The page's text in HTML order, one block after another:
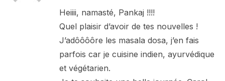
Heiiii, namasté, Pankaj !!!!
Quel plaisir d’avoir de tes nouvelles !
J’adôôôôre les masala dosa, j’en fais
parfois car je cuisine indien, ayurvédique
et végétarien.